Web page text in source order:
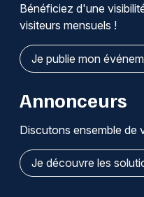
Bénéficiez d'une
visiteurs mensuels !
Je publie mon
Annonceurs
Discutons ensemble de
Je découvre les